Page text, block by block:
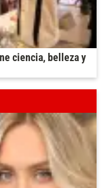
ciencia, belleza y